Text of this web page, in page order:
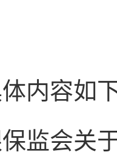
内容如
监会关